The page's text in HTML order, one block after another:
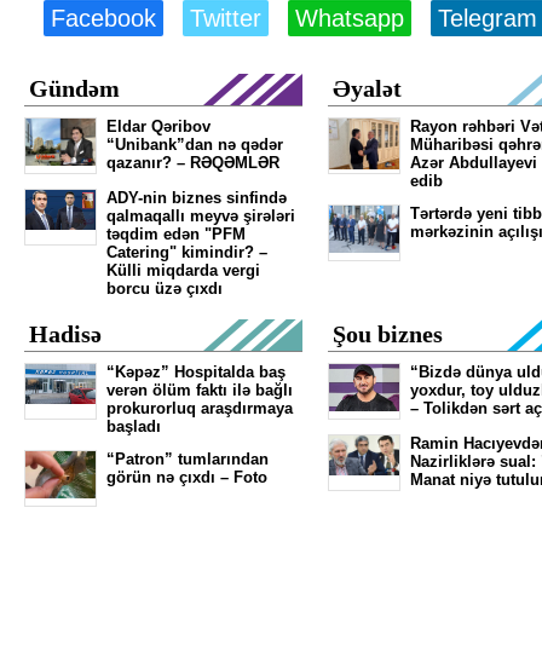
Facebook Twitter Whatsapp Telegram
Gündəm
Eldar Qəribov
“Unibank”dan nə qədər
qazanır? – RƏQƏMLƏR
ADY-nin biznes sinfində
qalmaqallı meyvə şirələri
təqdim edən "PFM
Catering" kimindir? –
Külli miqdarda vergi
borcu üzə çıxdı
Əyalət
Rayon rəhbəri
Müharibəsi
Azər Abdullayevi
edib
Tərtərdə yeni tibb
mərkəzinin
Hadisə
“Kəpəz” Hospitalda baş
verən ölüm faktı ilə bağlı
prokurorluq araşdırmaya
başladı
“Patron” tumlarından
görün nə çıxdı – Foto
Şou biznes
“Bizdə dünya
yoxdur, toy
– Tolikdən sərt
Ramin
Nazirliklərə sual:
Manat niyə